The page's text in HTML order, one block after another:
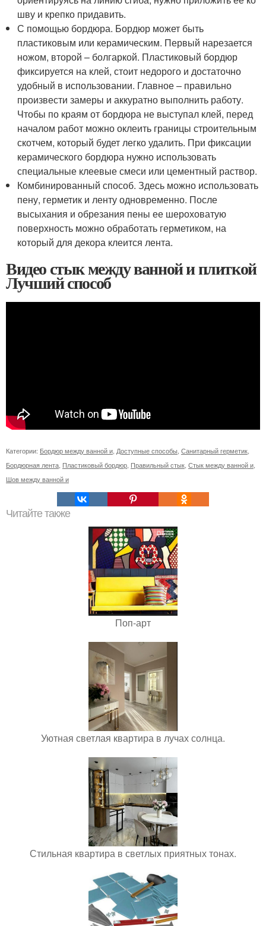
шву и крепко придавить.
С помощью бордюра. Бордюр может быть
пластиковым или керамическим. Первый нарезается
ножом, второй – болгаркой. Пластиковый бордюр
фиксируется на клей, стоит недорого и достаточно
удобный в использовании. Главное – правильно
произвести замеры и аккуратно выполнить работу.
Чтобы по краям от бордюра не выступал клей, перед
началом работ можно оклеить границы строительным
скотчем, который будет легко удалить. При фиксации
керамического бордюра нужно использовать
специальные клеевые смеси или цементный раствор.
Комбинированный способ. Здесь можно использовать
пену, герметик и ленту одновременно. После
высыхания и обрезания пены ее шероховатую
поверхность можно обработать герметиком, на
который для декора клеится лента.
Видео стык между ванной и плиткой
Лучший способ
Категории: Бордюр между ванной и, Доступные способы, Санитарный герметик,
Бордюрная лента, Пластиковый бордюр, Правильный стык, Стык между ванной и,
Шов между ванной и
Читайте также
Поп-арт
Уютная светлая квартира в лучах солнца.
Стильная квартира в светлых приятных тонах.